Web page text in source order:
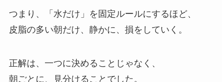
つまり、「水だけ」を固定ルールにするほど、
皮脂の多い朝だけ、静かに、損をしていく。
正解は、一つに決めることじゃなく、
朝ごとに、見分けることでした。